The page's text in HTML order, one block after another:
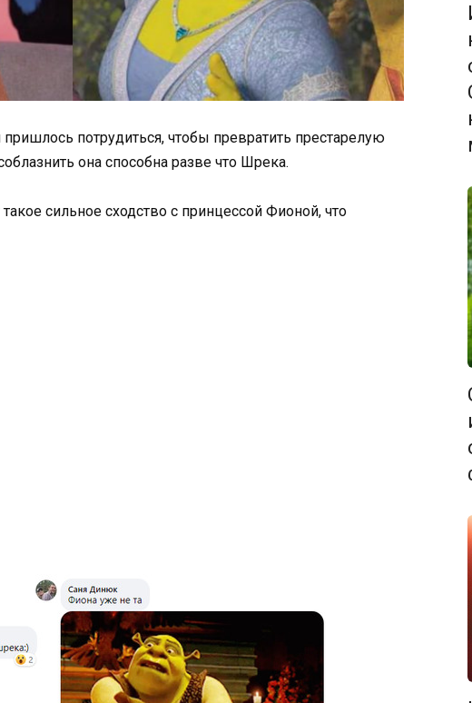
потрудиться, чтобы превратить престарелую
она способна разве что Шрека.
сильное сходство с принцессой Фионой, что